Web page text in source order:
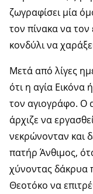
ζωγραφίσει μία
τον πίνακα να
κονδύλι να
Μετά από λίγες
ότι η αγία Εικόνα
τον αγιογράφο. Ο
άρχιζε να
νεκρώνονταν και
πατήρ Άνθιμος,
χύνοντας δάκρυα
Θεοτόκο να